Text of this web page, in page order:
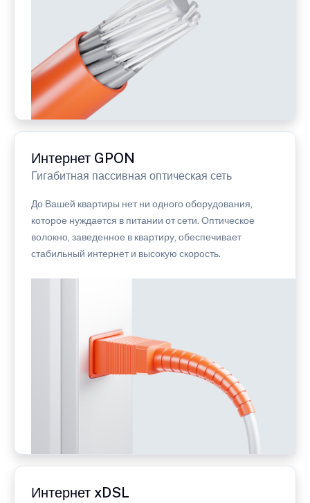
Интернет GPON
Гигабитная пассивная оптическая сеть
До Вашей квартиры нет ни одного оборудования,
которое нуждается в питании от сети. Оптическое
волокно, заведенное в квартиру, обеспечивает
стабильный интернет и высокую скорость.
Интернет xDSL